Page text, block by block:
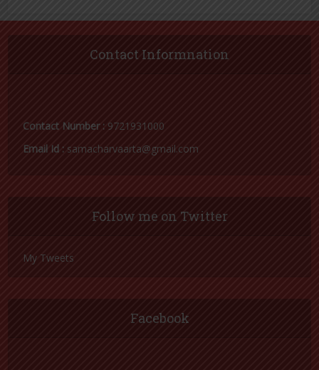
Contact Informnation
Contact Number : 9721931000
Email Id : samacharvaarta@gmail.com
Follow me on Twitter
My Tweets
Facebook